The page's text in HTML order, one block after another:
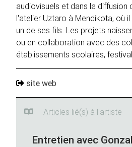
audiovisuels et dans la diffusion
l'atelier Uztaro à Mendikota, où
un de ses fils. Les projets
ou en collaboration avec des
établissements scolaires,
site web
Articles lié(s) à l'artiste
Entretien avec